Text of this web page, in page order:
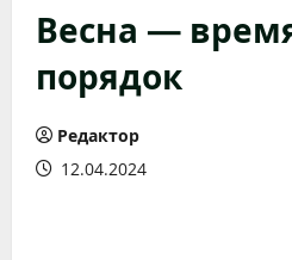
Весна —
порядок
Редактор
12.04.2024